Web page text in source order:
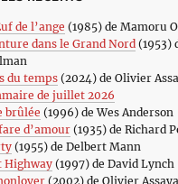
de l’ange (1985) de Mamoru
dans le Grand Nord(1953)
du temps(2024) de Olivier
de juillet 2026
brûlée (1996) de Wes Anderson
d’amour(1935) de Richard
(1955) de Delbert Mann
Highway(1997) de David Lynch
(2002) de Olivier